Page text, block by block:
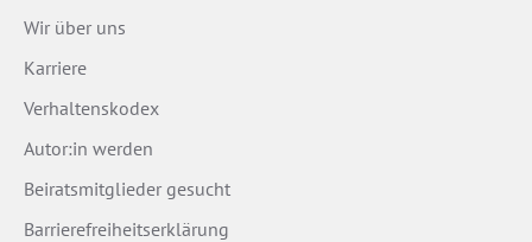
Wir über uns
Karriere
Verhaltenskodex
Autor:in werden
Beiratsmitglieder gesucht
Barrierefreiheitserklärung